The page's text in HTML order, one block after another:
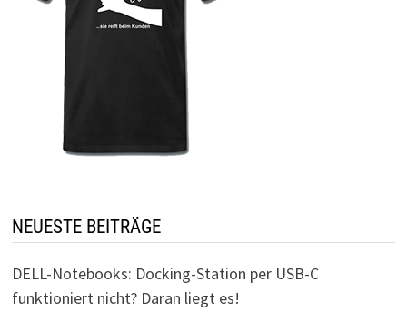
NEUESTE BEITRÄGE
DELL-Notebooks: Docking-Station per USB-C
funktioniert nicht? Daran liegt es!